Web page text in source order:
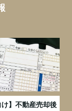
け】不動産売却後